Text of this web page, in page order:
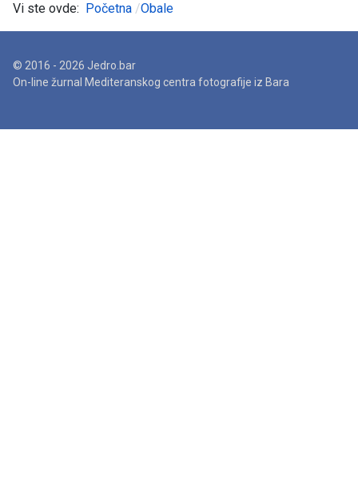
Vi ste ovde: Početna Obale
© 2016 - 2026 Jedro.bar
On-line žurnal Mediteranskog centra fotografije iz Bara